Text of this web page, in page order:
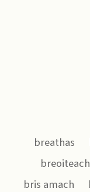
breathas
bris amach